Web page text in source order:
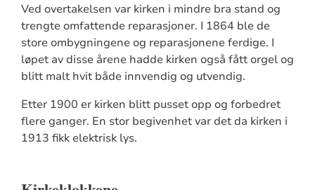
Ved overtakelsen var kirken i mindre bra stand og
trengte omfattende reparasjoner. I 1864 ble de
store ombygningene og reparasjonene ferdige. I
løpet av disse årene hadde kirken også fått orgel og
blitt malt hvit både innvendig og utvendig.
Etter 1900 er kirken blitt pusset opp og forbedret
flere ganger. En stor begivenhet var det da kirken i
1913 fikk elektrisk lys.